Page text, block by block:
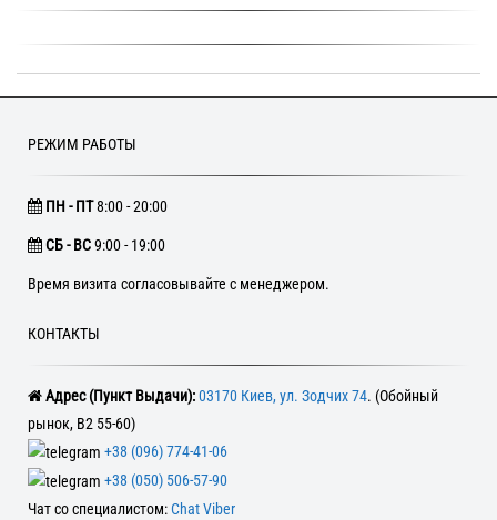
РЕЖИМ РАБОТЫ
ПН - ПТ8:00 - 20:00
CБ - ВС9:00 - 19:00
Время визита согласовывайте с менеджером.
КОНТАКТЫ
Адрес (Пункт Выдачи):03170 Киев, ул. Зодчих 74. (Обойный
рынок, В2 55-60)
+38 (096) 774-41-06
+38 (050) 506-57-90
Чат со специалистом:Chat Viber